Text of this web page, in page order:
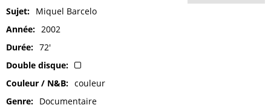
Sujet
Miquel Barcelo
Année
2002
Durée
72'
Double disque
Couleur / N&B
couleur
Genre
Documentaire